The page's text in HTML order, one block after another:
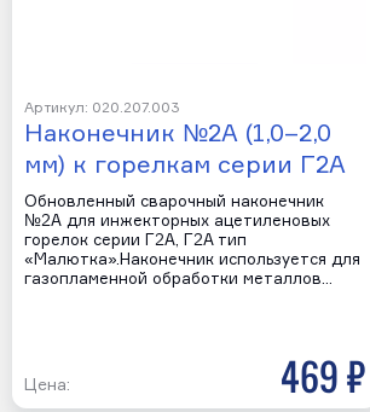
Артикул: 020.207.003
Наконечник №2А (1,0–2,0
мм) к горелкам серии Г2А
Обновленный сварочный наконечник
№2А для инжекторных ацетиленовых
горелок серии Г2А, Г2А тип
«Малютка».Наконечник используется для
газопламенной обработки металлов…
Цена: 469 р